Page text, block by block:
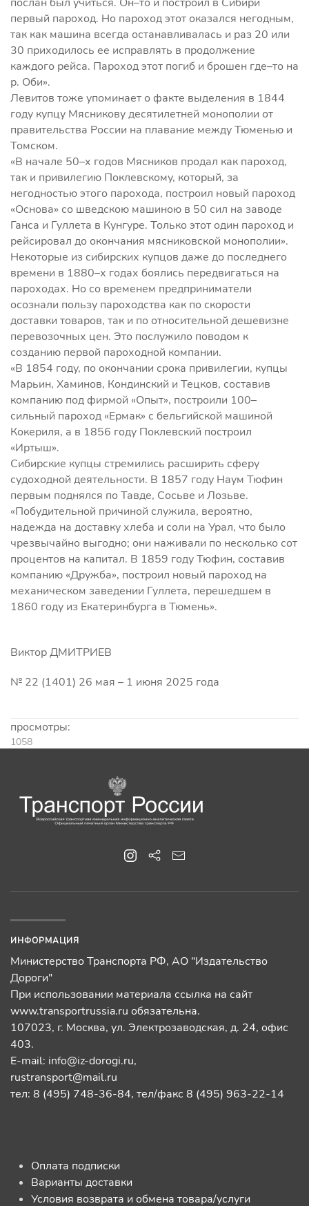
первый пароход. Но пароход этот оказался негодным,
так как машина всегда останавливалась и раз 20 или
30 приходилось ее исправлять в продолжение
каждого рейса. Пароход этот погиб и брошен где–то на
р. Оби».
Левитов тоже упоминает о факте выделения в 1844
году купцу Мясникову десятилетней монополии от
правительства России на плавание между Тюменью и
Томском.
«В начале 50–х годов Мясников продал как пароход,
так и привилегию Поклевскому, который, за
негодностью этого парохода, построил новый пароход
«Основа» со шведскою машиною в 50 сил на заводе
Ганса и Гуллета в Кунгуре. Только этот один пароход и
рейсировал до окончания мясниковской монополии».
Некоторые из сибирских купцов даже до последнего
времени в 1880–х годах боялись передвигаться на
пароходах. Но со временем предприниматели
осознали пользу пароходства как по скорости
доставки товаров, так и по относительной дешевизне
перевозочных цен. Это послужило поводом к
созданию первой пароходной компании.
«В 1854 году, по окончании срока привилегии, купцы
Марьин, Хаминов, Кондинский и Тецков, составив
компанию под фирмой «Опыт», построили 100–
сильный пароход «Ермак» с бельгийской машиной
Кокериля, а в 1856 году Поклевский построил
«Иртыш».
Сибирские купцы стремились расширить сферу
судоходной деятельности. В 1857 году Наум Тюфин
первым поднялся по Тавде, Сосьве и Лозьве.
«Побудительной причиной служила, вероятно,
надежда на доставку хлеба и соли на Урал, что было
чрезвычайно выгодно; они наживали по несколько сот
процентов на капитал. В 1859 году Тюфин, составив
компанию «Дружба», построил новый пароход на
механическом заведении Гуллета, перешедшем в
1860 году из Екатеринбурга в Тюмень».
Виктор ДМИТРИЕВ
№ 22 (1401) 26 мая – 1 июня 2025 года
просмотры:
1058
ИНФОРМАЦИЯ
Министерство Транспорта РФ, АО "Издательство
Дороги"
При использовании материала ссылка на сайт
www.transportrussia.ru обязательна.
107023, г. Москва, ул. Электрозаводская, д. 24, офис
403.
E-mail: info@iz-dorogi.ru,
rustransport@mail.ru
тел: 8 (495) 748-36-84, тел/факс 8 (495) 963-22-14
Оплата подписки
Варианты доставки
Условия возврата и обмена товара/услуги